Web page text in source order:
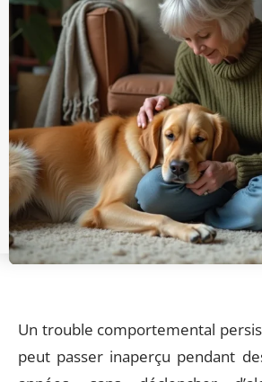
Un trouble comportemental
peut passer inaperçu pendant